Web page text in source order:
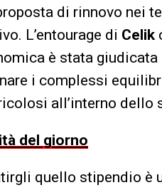
di rinnovo nei
L’entourage di Celik
è stata
i complessi
all’interno dello
del giorno
quello stipendio è